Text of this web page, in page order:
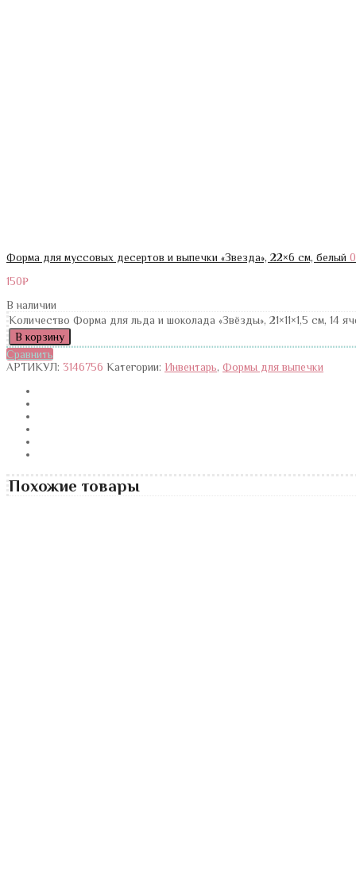
Форма для муссовых десертов и выпечки «Звезда», 22×6 см, белый 0
150₽
В наличии
Количество Форма для льда и шоколада «Звёзды», 21×11×1,5 см, 14
В корзину
Сравнить
АРТИКУЛ: 3146756 Категории: Инвентарь, Формы для выпечки
Похожие товары